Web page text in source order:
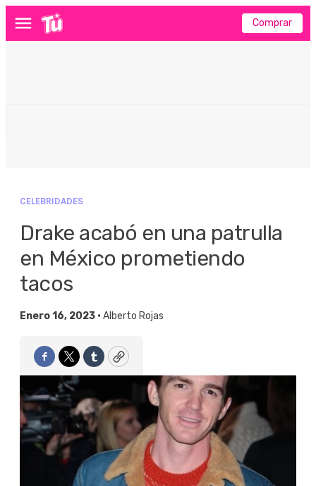
Menú Comprar
CELEBRIDADES
Drake acabó en una patrulla
en México prometiendo
tacos
Enero 16, 2023 • Alberto Rojas
Facebook
TwitterTumblrCopy